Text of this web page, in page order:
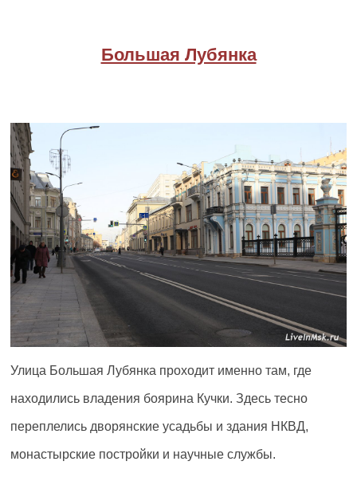
Большая Лубянка
Улица Большая Лубянка проходит именно там, где
находились владения боярина Кучки. Здесь тесно
переплелись дворянские усадьбы и здания НКВД,
монастырские постройки и научные службы.